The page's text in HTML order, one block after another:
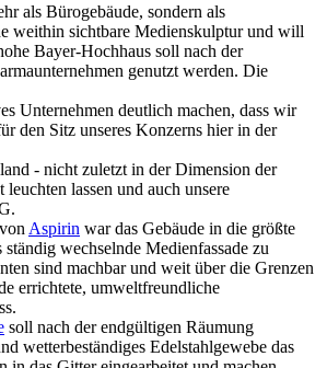
als Bürogebäude, sondern als
weithin sichtbare Medienskulptur und will
Bayer-Hochhaus soll nach der
genutzt werden. Die
Unternehmen deutlich machen, dass wir
den Sitz unseres Konzerns hier in der
- nicht zuletzt in der Dimension der
lassen und auch unsere
Aspirin war das Gebäude in die größte
wechselnde Medienfassade zu
sind machbar und weit über die Grenzen
errichtete, umweltfreundliche
soll nach der endgültigen Räumung
wetterbeständiges Edelstahlgewebe das